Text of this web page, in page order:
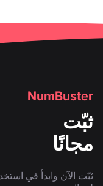
NumBuster
ثبّت
مجانًا
ثبّت الآن وابدأ في